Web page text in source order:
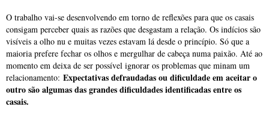
O trabalho vai-se desenvolvendo em torno de reflexões para que os casais
consigam perceber quais as razões que desgastam a relação. Os indícios são
visíveis a olho nu e muitas vezes estavam lá desde o princípio. Só que a
maioria prefere fechar os olhos e mergulhar de cabeça numa paixão. Até ao
momento em deixa de ser possível ignorar os problemas que minam um
relacionamento: Expectativas defraudadas ou dificuldade em aceitar o
outro são algumas das grandes dificuldades identificadas entre os
casais.